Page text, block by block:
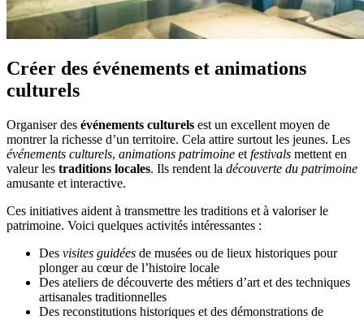
Créer des événements et animations
culturels
Organiser des événements culturels est un excellent moyen de
montrer la richesse d’un territoire. Cela attire surtout les jeunes. Les
événements culturels, animations patrimoine et festivals mettent en
valeur les traditions locales. Ils rendent la découverte du patrimoine
amusante et interactive.
Ces initiatives aident à transmettre les traditions et à valoriser le
patrimoine. Voici quelques activités intéressantes :
Des visites guidées de musées ou de lieux historiques pour
plonger au cœur de l’histoire locale
Des ateliers de découverte des métiers d’art et des techniques
artisanales traditionnelles
Des reconstitutions historiques et des démonstrations de